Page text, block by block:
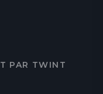
PAR TWINT